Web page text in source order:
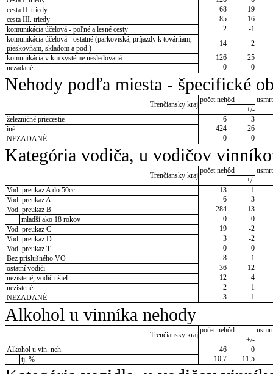
cesta II. triedy
68
-19
cesta III. triedy
85
16
komunikácia účelová - poľné a lesné cesty
2
-1
komunikácia účelová - ostatné (parkoviská, príjazdy k továrňam,
pieskovňam, skladom a pod.)
14
2
komunikácia v km systéme nesledovaná
126
25
nezadané
0 0
Nehody podľa miesta - špecifické
Trenčiansky kraj
počet nehôd
+/-
železničné priecestie
6
3
iné
424
26
NEZADANÉ
0 0
Kategória vodiča, u vodičov
Trenčiansky kraj
počet nehôd
+/-
Vod. preukaz A do 50cc
13
-1
Vod. preukaz A
6
3
Vod. preukaz B
284
13
mladší ako 18 rokov
0
0
Vod. preukaz C
19
-2
Vod. preukaz D
3
-2
Vod. preukaz T
0
0
Bez príslušného VO
8
1
ostatní vodiči
36
12
nezistené, vodič ušiel
12
4
nezistené
2
1
NEZADANÉ
3 -1
Alkohol u vinníka nehody
Trenčiansky kraj
počet nehôd
+/-
Alkohol u vin. neh.
46
0
tj. %
10,7 11,5